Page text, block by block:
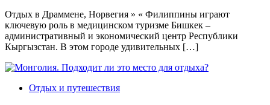
Отдых в Драммене, Норвегия » « Филиппины играют
ключевую роль в медицинском туризме Бишкек –
административный и экономический центр Республики
Кыргызстан. В этом городе удивительных […]
Отдых и путешествия